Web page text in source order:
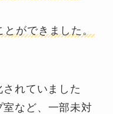
ができました。
れていました
など、一部未対